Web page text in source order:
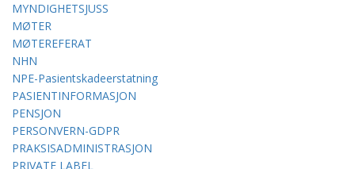
MYNDIGHETSJUSS
MØTER
MØTEREFERAT
NHN
NPE-Pasientskadeerstatning
PASIENTINFORMASJON
PENSJON
PERSONVERN-GDPR
PRAKSISADMINISTRASJON
PRIVATE LABEL